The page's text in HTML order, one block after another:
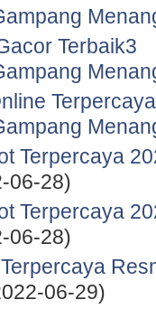
Terbaik3
Terpercaya
Terpercaya
06-28)
Terpercaya
06-28)
06-29)